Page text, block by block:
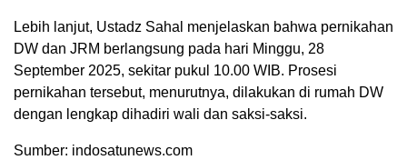
Lebih lanjut, Ustadz Sahal menjelaskan bahwa pernikahan
DW dan JRM berlangsung pada hari Minggu, 28
September 2025, sekitar pukul 10.00 WIB. Prosesi
pernikahan tersebut, menurutnya, dilakukan di rumah DW
dengan lengkap dihadiri wali dan saksi-saksi.
Sumber: indosatunews.com